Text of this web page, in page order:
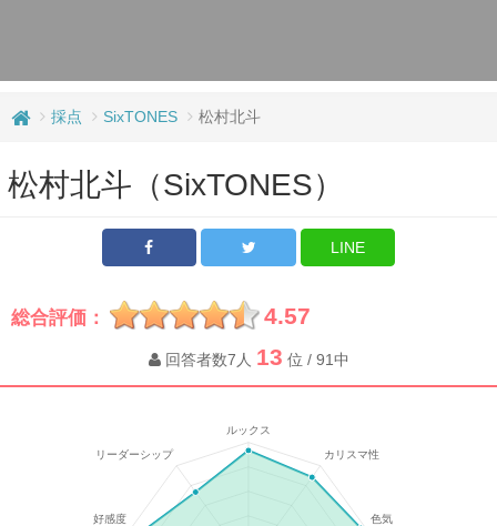
採点 SixTONES 松村北斗
松村北斗（SixTONES）
LINE
総合評価： 4.57
回答者数7人 13 位 / 91中